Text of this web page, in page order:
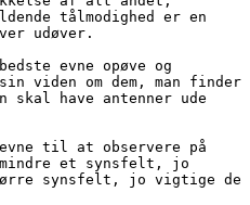
tålmodighed er en
udøver.
evne opøve og
viden om dem, man finder
skal have antenner ude
til at observere på
mindre et synsfelt, jo
synsfelt, jo vigtige de